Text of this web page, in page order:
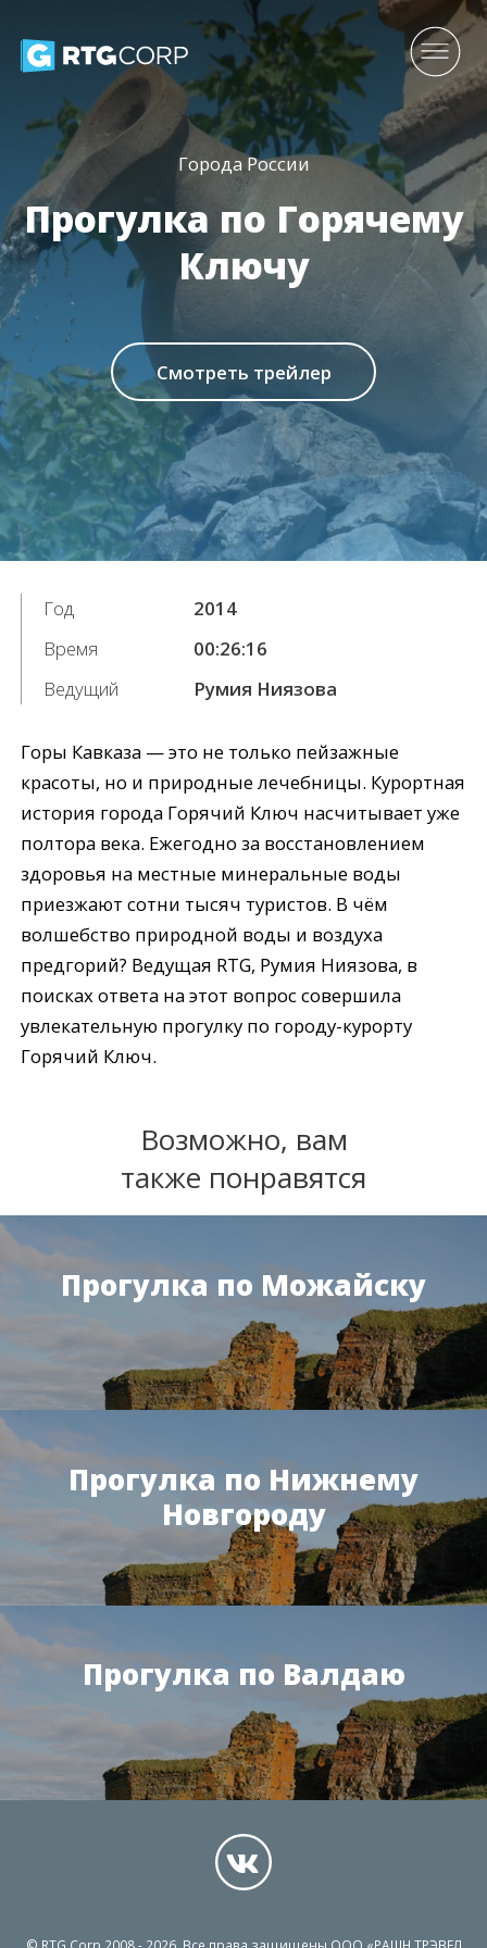
Города России
Прогулка по Горячему
Ключу
Смотреть трейлер
Год
2014
Время
00:26:16
Ведущий
Румия Ниязова
Горы Кавказа — это не только пейзажные
красоты, но и природные лечебницы. Курортная
история города Горячий Ключ насчитывает уже
полтора века. Ежегодно за восстановлением
здоровья на местные минеральные воды
приезжают сотни тысяч туристов. В чём
волшебство природной воды и воздуха
предгорий? Ведущая RTG, Румия Ниязова, в
поисках ответа на этот вопрос совершила
увлекательную прогулку по городу-курорту
Горячий Ключ.
Возможно, вам
также понравятся
Прогулка по Можайску
Прогулка по Нижнему
Новгороду
Прогулка по Валдаю